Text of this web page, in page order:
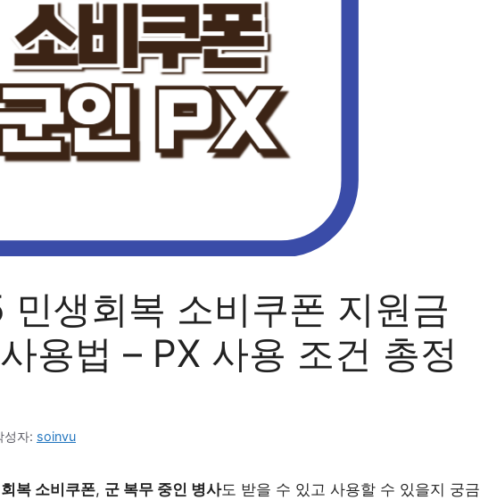
생회복 소비쿠폰 지원금
용법 – PX 사용 조건 총정
성자: soinvu
복 소비쿠폰, 군 복무 중인 병사도 받을 수 있고 사용할 수 있을지 궁금